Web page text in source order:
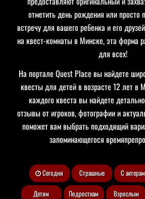
отметить день рождения или просто
встречу для вашего ребенка и его
на квест-комнаты в Минске, эта форма
для всех!
На портале Quest Place вы найдете
квесты для детей в возрасте 12 лет в
каждого квеста вы найдете
отзывы от игроков, фотографии и
поможет вам выбрать подходящий
запоминающегося
Сегодня Страшные С
Детям Подросткам Взрослым